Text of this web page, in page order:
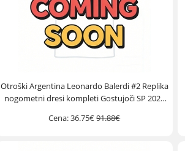
Otroški Argentina Leonardo Balerdi #2 Replika
nogometni dresi kompleti Gostujoči SP 2026
Cena:36.75€91.88€